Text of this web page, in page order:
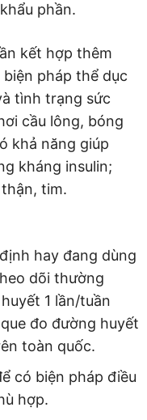
phần.
kết hợp thêm
pháp thể dục
tình trạng sức
cầu lông, bóng
khả năng giúp
kháng insulin;
tim.
hay đang dùng
dõi thường
1 lần/tuần
đo đường huyết
toàn quốc.
có biện pháp điều
hợp.